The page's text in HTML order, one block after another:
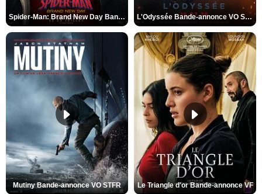
Spider-Man: Brand New Day Bande-annonce VO STFR L'Odyssée Bande-annonce VO STFR
Mutiny Bande-annonce VO STFR Le Triangle d'or Bande-annonce VF